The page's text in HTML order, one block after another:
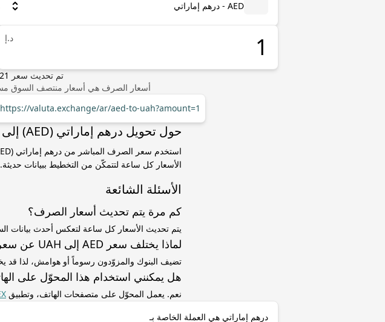
AED - درهم إماراتي
د.إ
تم تحديث سعر
أسعار الصرف هي أسعار منتصف السوق
https://valuta.exchange/ar/aed-to-uah?amount=1
حول تحويل درهم إماراتي (AED) إلى هريفنيا أوكراني (UAH)
الأسعار كل ساعة لتتمكّن من التخطيط ببيانات حديثة.
الأسئلة الشائعة
كم مرة يتم تحديث أسعار الصرف؟
يتم تحديث الأسعار كل ساعة لتعكس أحدث بيانات
لماذا يختلف سعر AED إلى UAH عن سعر البنك؟
تضيف البنوك والمزوّدون رسوماً أو هوامش، لذا قد
هل يمكنني استخدام هذا المحوّل على
نعم. يعمل المحوّل على متصفحات الهاتف، وتطبيق
درهم إماراتي هي العملة الخاصة بـ